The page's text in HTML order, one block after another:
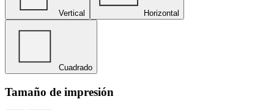
Vertical Horizontal
Cuadrado
Tamaño de impresión